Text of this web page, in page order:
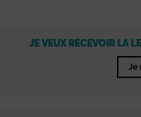
JE VEUX RECEVOIR LA
Je